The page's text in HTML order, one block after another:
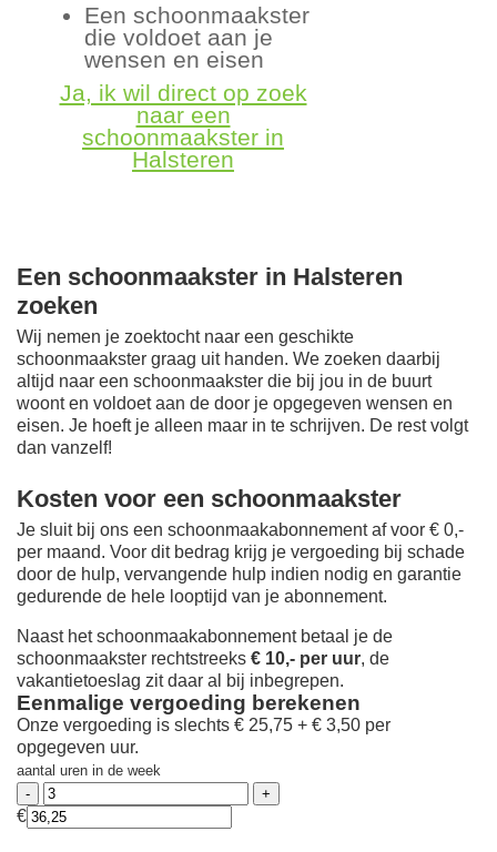
Een schoonmaakster
die voldoet aan je
wensen en eisen
Ja, ik wil direct op zoek
naar een
schoonmaakster in
Halsteren
Een schoonmaakster in Halsteren
zoeken
Wij nemen je zoektocht naar een geschikte
schoonmaakster graag uit handen. We zoeken daarbij
altijd naar een schoonmaakster die bij jou in de buurt
woont en voldoet aan de door je opgegeven wensen en
eisen. Je hoeft je alleen maar in te schrijven. De rest volgt
dan vanzelf!
Kosten voor een schoonmaakster
Je sluit bij ons een schoonmaakabonnement af voor € 0,-
per maand. Voor dit bedrag krijg je vergoeding bij schade
door de hulp, vervangende hulp indien nodig en garantie
gedurende de hele looptijd van je abonnement.
Naast het schoonmaakabonnement betaal je de
schoonmaakster rechtstreeks € 10,- per uur, de
vakantietoeslag zit daar al bij inbegrepen.
Eenmalige vergoeding berekenen
Onze vergoeding is slechts € 25,75 + € 3,50 per
opgegeven uur.
aantal uren in de week
€